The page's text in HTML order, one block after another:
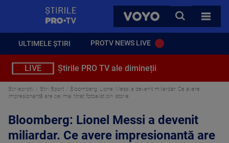
VOYO
CAUTA
TOATE
ULTIMELE ȘTIRI PROTV NEWS LIVE
LIVE Știrile PRO TV ale dimineții
Stirileprotv Stiri Sport
Bloomberg: Lionel Messi a devenit miliardar. Ce avere
impresionantă are cel mai titrat fotbalist din istorie
Bloomberg: Lionel Messi a devenit
miliardar. Ce avere impresionantă are